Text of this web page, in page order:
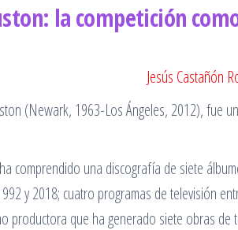
la competición
Jesús Castañón
(Newark, 1963-Los Ángeles, 2012), fue
comprendido una discografía de siete
y 2018; cuatro programas de televisión
productora que ha generado siete obras de